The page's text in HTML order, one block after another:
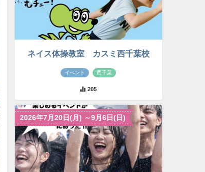
ネイス体操教室 カスミ西千葉校
イベント 西千葉
205
2026年7月20日(月) ～9月6日(日)